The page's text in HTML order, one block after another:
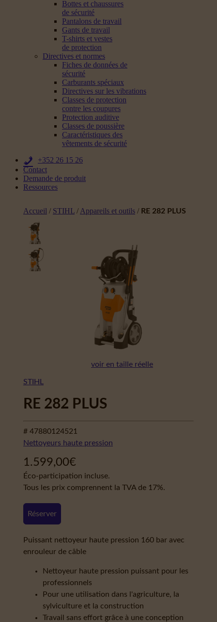
Bottes et chaussures
de sécurité
Pantalons de travail
Gants de travail
T-shirts et vestes
de protection
Directives et normes
Fiches de données de
sécurité
Carburants spéciaux
Directives sur les vibrations
Classes de protection
contre les coupures
Protection auditive
Classes de poussière
Caractéristiques des
vêtements de sécurité
+352 26 15 26
Contact
Demande de produit
Ressources
Accueil / STIHL / Appareils et outils / RE 282 PLUS
voir en taille réelle
STIHL
RE 282 PLUS
# 47880124521
Nettoyeurs haute pression
1.599,00€
Éco-participation incluse.
Tous les prix comprennent la TVA de 17%.
Réserver
Puissant nettoyeur haute pression 160 bar avec
enrouleur de câble
Nettoyeur haute pression puissant pour les
professionnels
Pour une utilisation dans l'agriculture, la
sylviculture et la construction
Travail sans effort grâce à une conception